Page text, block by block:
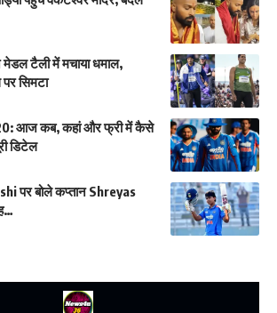
टैली में मचाया धमाल,
पर सिमटा
आज कब, कहां और फ्री में कैसे
डिटेल
पर बोले कप्तान Shreyas